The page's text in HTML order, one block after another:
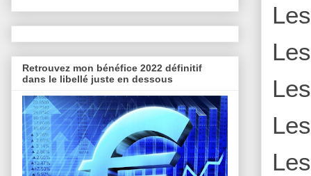
Retrouvez mon bénéfice 2022 définitif
dans le libellé juste en dessous